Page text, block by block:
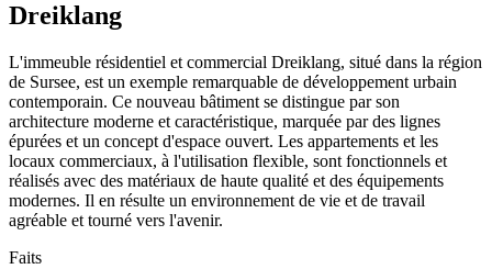
Dreiklang
L'immeuble résidentiel et commercial Dreiklang, situé dans la région
de Sursee, est un exemple remarquable de développement urbain
contemporain. Ce nouveau bâtiment se distingue par son
architecture moderne et caractéristique, marquée par des lignes
épurées et un concept d'espace ouvert. Les appartements et les
locaux commerciaux, à l'utilisation flexible, sont fonctionnels et
réalisés avec des matériaux de haute qualité et des équipements
modernes. Il en résulte un environnement de vie et de travail
agréable et tourné vers l'avenir.
Faits